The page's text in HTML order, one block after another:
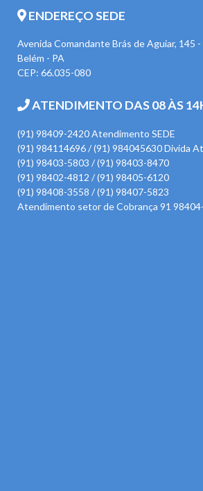
ENDEREÇO SEDE
Avenida Comandante Brás de Aguiar, 145 -
Belém - PA
CEP: 66.035-080
ATENDIMENTO DAS 08 ÀS
(91) 98409-2420 Atendimento SEDE
(91) 984114696 / (91) 984045630 Divida
(91) 98403-5803 / (91) 98403-8470
(91) 98402-4812 / (91) 98405-6120
(91) 98408-3558 / (91) 98407-5823
Atendimento setor de Cobrança 91